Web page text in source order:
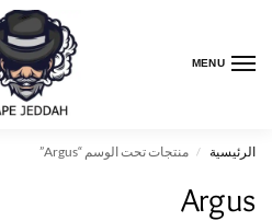
MENU
الرئيسية / منتجات تحت الوسم “Argus”
Argus